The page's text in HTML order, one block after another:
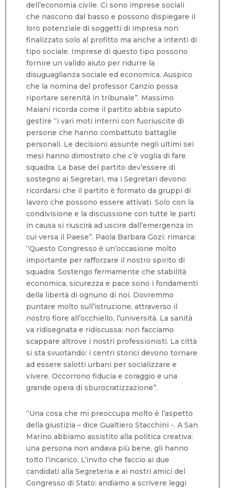
dell’economia civile. Ci sono imprese sociali
che nascono dal basso e possono dispiegare il
loro potenziale di soggetti di impresa non
finalizzato solo al profitto ma anche a intenti di
tipo sociale. Imprese di questo tipo possono
fornire un valido aiuto per ridurre la
disuguaglianza sociale ed economica. Auspico
che la nomina del professor Canzio possa
riportare serenità in tribunale”. Massimo
Maiani ricorda come il partito abbia saputo
gestire “i vari moti interni con fuoriuscite di
persone che hanno combattuto battaglie
personali. Le decisioni assunte negli ultimi sei
mesi hanno dimostrato che c’è voglia di fare
squadra. La base del partito dev’essere di
sostegno ai Segretari, ma i Segretari devono
ricordarsi che il partito è formato da gruppi di
lavoro che possono essere attivati. Solo con la
condivisione e la discussione con tutte le parti
in causa si riuscirà ad uscire dall’emergenza in
cui versa il Paese”. Paola Barbara Gozi: rimarca:
“Questo Congresso è un’occasione molto
importante per rafforzare il nostro spirito di
squadra. Sostengo fermamente che stabilità
economica, sicurezza e pace sono i fondamenti
della libertà di ognuno di noi. Dovremmo
puntare molto sull’istruzione, attraverso il
nostro fiore all’occhiello, l’università. La sanità
va ridisegnata e ridiscussa: non facciamo
scappare altrove i nostri professionisti. La città
si sta svuotando: i centri storici devono tornare
ad essere salotti urbani per socializzare e
vivere. Occorrono fiducia e coraggio e una
grande opera di sburocratizzazione”.
“Una cosa che mi preoccupa molto è l’aspetto
della giustizia – dice Gualtiero Stacchini -. A San
Marino abbiamo assistito alla politica creativa:
una persona non andava più bene, gli hanno
tolto l’incarico. L’invito che faccio ai due
candidati alla Segreteria e ai nostri amici del
Congresso di Stato: andiamo a scrivere leggi